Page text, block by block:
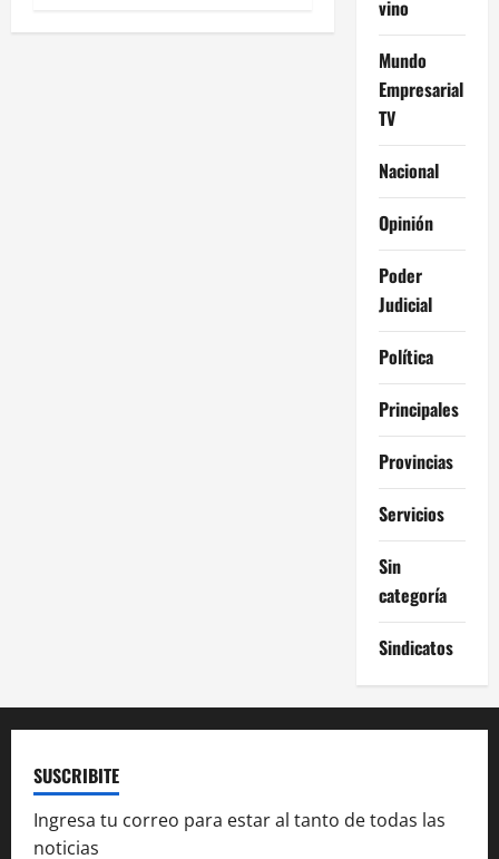
vino
Mundo
Empresarial
TV
Nacional
Opinión
Poder
Judicial
Política
Principales
Provincias
Servicios
Sin
categoría
Sindicatos
SUSCRIBITE
Ingresa tu correo para estar al tanto de todas las
noticias